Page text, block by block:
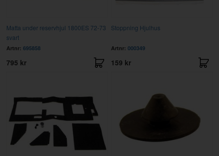
Matta under reservhjul 1800ES 72-73
svart
Artnr: 695858
795 kr
Stoppning Hjulhus
Artnr: 000349
159 kr